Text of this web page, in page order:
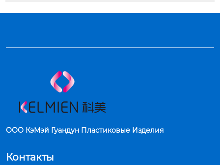
ООО КэМэй Гуандун Пластиковые Изделия
Контакты